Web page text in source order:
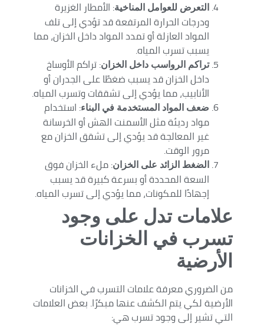
التعرض للعوامل المناخية: الأمطار الغزيرة
ودرجات الحرارة المرتفعة قد تؤدي إلى تلف
المواد العازلة أو تمدد المواد داخل الخزان، مما
يسبب تسرب المياه.
تراكم الرواسب داخل الخزان: تراكم الأوساخ
داخل الخزان قد يسبب ضغطًا على الجدران أو
الأنابيب، مما يؤدي إلى تشققات وتسرب المياه.
ضعف المواد المستخدمة في البناء: استخدام
مواد رديئة مثل الأسمنت الهش أو الخرسانة
غير المعالجة قد يؤدي إلى تشقق الخزان مع
مرور الوقت.
الضغط الزائد على الخزان: ملء الخزان فوق
السعة المحددة أو بسرعة كبيرة قد يسبب
إجهادًا للمكونات، مما يؤدي إلى تسرب المياه.
علامات تدل على وجود
تسرب في الخزانات
الأرضية
من الضروري معرفة علامات التسرب في الخزانات
الأرضية لكي يتم الكشف عنها مبكرًا. بعض العلامات
التي تشير إلى وجود تسرب هي: